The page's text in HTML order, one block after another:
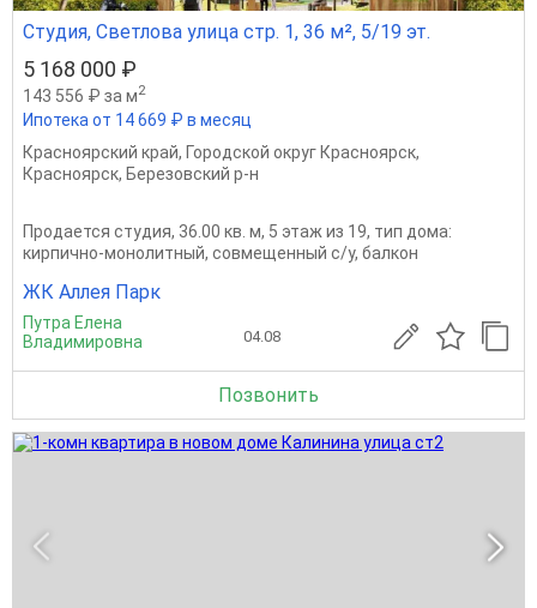
Студия, Светлова улица стр. 1, 36 м², 5/19 эт.
5 168 000 ₽
143 556 ₽ за м2
Ипотека от 14 669 ₽ в месяц
Красноярский край, Городской округ Красноярск,
Красноярск, Березовский р-н
Продается студия, 36.00 кв. м, 5 этаж из 19, тип дома:
кирпично-монолитный, совмещенный с/у, балкон
ЖК Аллея Парк
Путра Елена
Владимировна
04.08
Позвонить